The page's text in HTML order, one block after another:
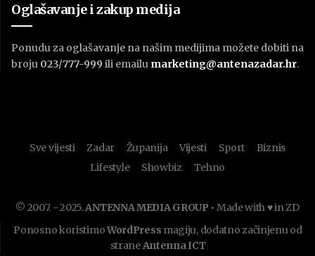
Oglašavanje i zakup medija
Ponudu za oglašavanje na našim medijima možete dobiti na
broju 023/777-999 ili emailu marketing@antenazadar.hr.
Sve vijesti Zadar Županija Vijesti Sport
Biznis
Lifestyle
Showbiz Tehno
© 2007. - 2025.ANTENNA MEDIA GROUP • Made with ♥ in ZD
Ponosno koristimoWordPress magiju, dodatno začinjenu od
straneAntenna ICT